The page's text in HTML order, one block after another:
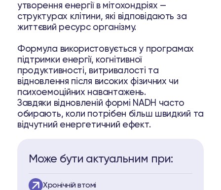
Telegram
System
Telegram
утворення енергії в мітохондріях —
структурах клітини, які відповідають за
життєвий ресурс організму.
Формула використовується у програмах
підтримки енергії, когнітивної
продуктивності, витривалості та
відновлення після високих фізичних чи
психоемоційних навантажень.
Завдяки відновленій формі NADH часто
обирають, коли потрібен більш швидкий та
відчутний енергетичний ефект.
Може бути актуальним при:
Хронічній втомі